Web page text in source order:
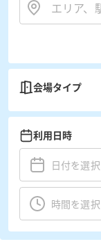
会場タイプ
利用日時